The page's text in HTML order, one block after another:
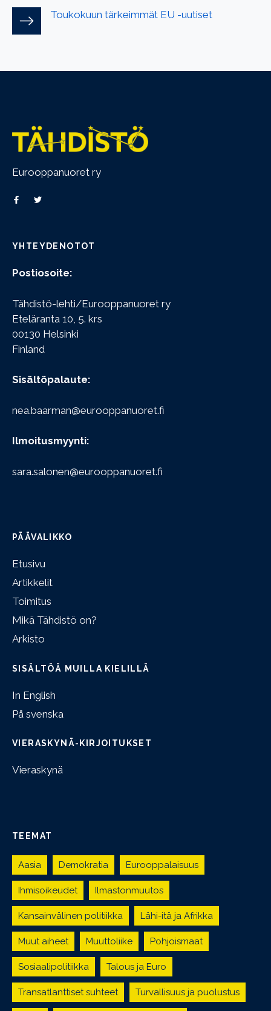
Toukokuun tärkeimmät EU -uutiset
Eurooppanuoret ry
YHTEYDENOTOT
Postiosoite:
Tähdistö-lehti/Eurooppanuoret ry
Eteläranta 10, 5. krs
00130 Helsinki
Finland
Sisältöpalaute:
nea.baarman@eurooppanuoret.fi
Ilmoitusmyynti:
sara.salonen@eurooppanuoret.fi
PÄÄVALIKKO
Etusivu
Artikkelit
Toimitus
Mikä Tähdistö on?
Arkisto
SISÄLTÖÄ MUILLA KIELILLÄ
In English
På svenska
VIERASKYNÄ-KIRJOITUKSET
Vieraskynä
TEEMAT
Aasia Demokratia Eurooppalaisuus
Ihmisoikeudet Ilmastonmuutos
Kansainvälinen politiikka Lähi-itä ja Afrikka
Muut aiheet Muuttoliike Pohjoismaat
Sosiaalipolitiikka Talous ja Euro
Transatlanttiset suhteet Turvallisuus ja puolustus